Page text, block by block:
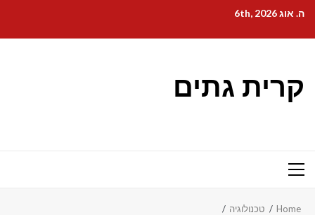
content
ה. אוג 6th, 2026
קרית גתים
Primary
Home
טכנולוגיה